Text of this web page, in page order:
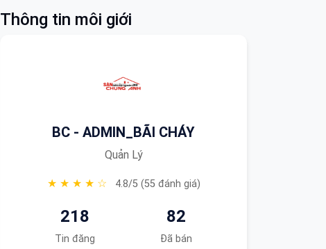
Thông tin môi giới
BC - ADMIN_BÃI CHÁY
Quản Lý
★ ★ ★ ★ ☆ 4.8/5 (55 đánh giá)
218
Tin đăng
82
Đã bán